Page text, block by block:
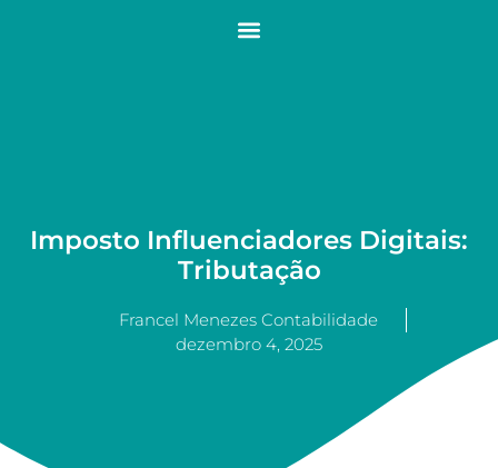
Imposto Influenciadores Digitais:
Tributação
Francel Menezes Contabilidade
dezembro 4, 2025